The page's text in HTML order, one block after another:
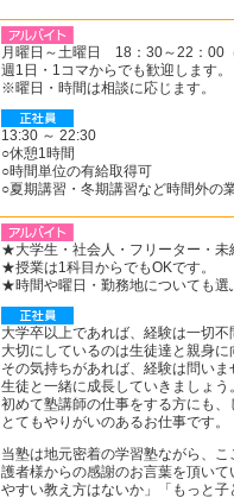
月曜日～土曜日 18：30～22：00
週1日・1コマからでも歓迎します。
※曜日・時間は相談に応じます。
13:30 ～ 22:30
○休憩1時間
○時間単位の有給取得可
○夏期講習・冬期講習など時間外の
★大学生・社会人・フリーター・未
★授業は1科目からでもOKです。
★時間や曜日・勤務地についても選
大学卒以上であれば、経験は一切不
大切にしているのは生徒達と親身
その気持ちがあれば、経験は問いま
生徒と一緒に成長していきましょう
初めて塾講師の仕事をする方にも、
とてもやりがいのあるお仕事です。
当塾は地元密着の学習塾ながら、
護者様からの感謝のお言葉を頂い
やすい教え方はないか」「もっと